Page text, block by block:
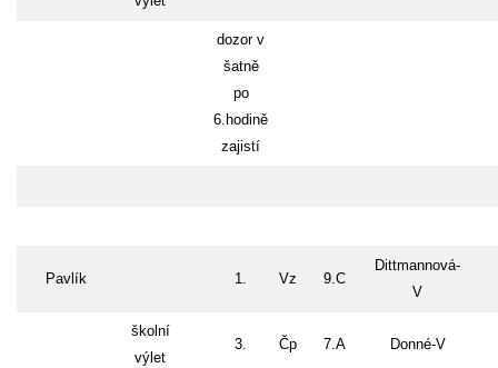
dozor v
šatně
po
6.hodině
zajistí
Pavlík 1. Vz 9.C
Dittmannová-
V
školní
výlet
3. Čp 7.A Donné-V